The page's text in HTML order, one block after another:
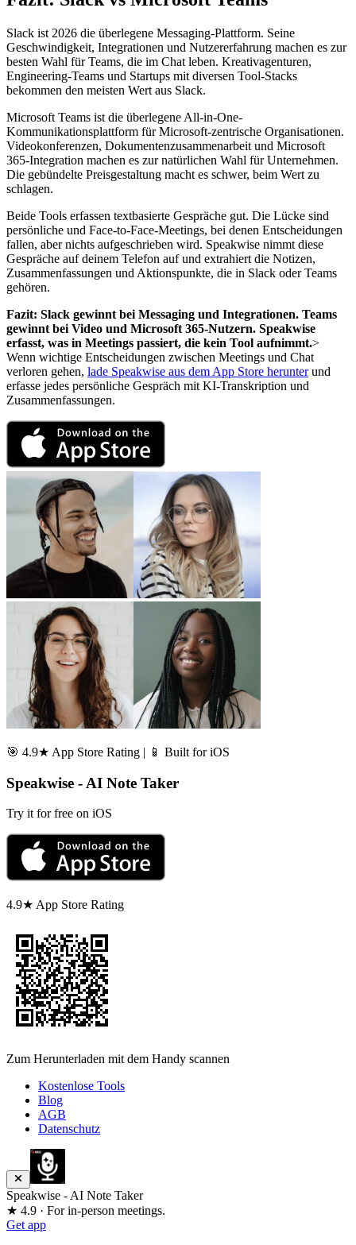
Slack ist 2026 die überlegene Messaging-Plattform. Seine
Geschwindigkeit, Integrationen und Nutzererfahrung machen es zur
besten Wahl für Teams, die im Chat leben. Kreativagenturen,
Engineering-Teams und Startups mit diversen Tool-Stacks
bekommen den meisten Wert aus Slack.
Microsoft Teams ist die überlegene All-in-One-
Kommunikationsplattform für Microsoft-zentrische Organisationen.
Videokonferenzen, Dokumentenzusammenarbeit und Microsoft
365-Integration machen es zur natürlichen Wahl für Unternehmen.
Die gebündelte Preisgestaltung macht es schwer, beim Wert zu
schlagen.
Beide Tools erfassen textbasierte Gespräche gut. Die Lücke sind
persönliche und Face-to-Face-Meetings, bei denen Entscheidungen
fallen, aber nichts aufgeschrieben wird. Speakwise nimmt diese
Gespräche auf deinem Telefon auf und extrahiert die Notizen,
Zusammenfassungen und Aktionspunkte, die in Slack oder Teams
gehören.
Fazit: Slack gewinnt bei Messaging und Integrationen. Teams
gewinnt bei Video und Microsoft 365-Nutzern. Speakwise
erfasst, was in Meetings passiert, die kein Tool aufnimmt.>
Wenn wichtige Entscheidungen zwischen Meetings und Chat
verloren gehen, lade Speakwise aus dem App Store herunterund
erfasse jedes persönliche Gespräch mit KI-Transkription und
Zusammenfassungen.
🎯 4.9★ App Store Rating | 📱 Built for iOS
Speakwise - AI Note Taker
Try it for free on iOS
4.9★ App Store Rating
Zum Herunterladen mit dem Handy scannen
Kostenlose Tools
Blog
AGB
Datenschutz
Speakwise - AI Note Taker
★ 4.9 · For in-person meetings.
Get app